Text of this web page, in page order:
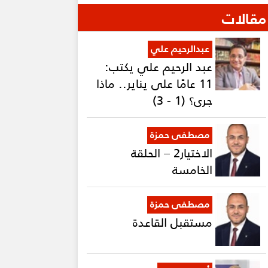
مقالات
عبدالرحيم علي
عبد الرحيم علي يكتب:
11 عامًا على يناير.. ماذا
جرى؟ (1 - 3)
مصطفى حمزة
الاختيار2 – الحلقة
الخامسة
مصطفى حمزة
مستقبل القاعدة